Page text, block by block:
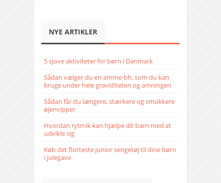
NYE ARTIKLER
5 sjove aktiviteter for børn i Danmark
Sådan vælger du en amme-bh, som du kan
bruge under hele graviditeten og amningen
Sådan får du længere, stærkere og smukkere
øjenvipper
Hvordan rytmik kan hjælpe dit barn med at
udvikle sig
Køb det flotteste junior sengetøj til dine børn
i julegave